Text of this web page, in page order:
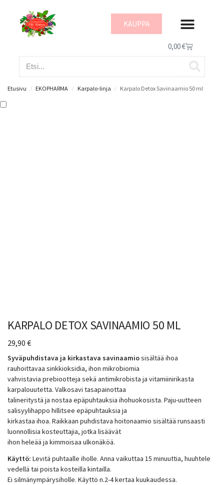
KAUPPA
0,00€
Etusivu / EKOPHARMA / Karpalo-linja / Karpalo Detox Savinaamio 50 ml
KARPALO DETOX SAVINAAMIO 50 ML
29,90 €
Syväpuhdistava ja kirkastava savinaamiosisältää ihoa
rauhoittavaa sinkkioksidia, ihon mikrobiomia
vahvistavia prebiootteja sekä antimikrobista ja vitamiinirikasta
karpalouutetta. Valkosavi tasapainottaa
talineritystä ja nostaa epäpuhtauksia ihohuokosista. Paju-uutteen
salisyylihappo hillitsee epäpuhtauksia ja
kirkastaa ihoa. Raikkaan puhdistava hoitonaamio sisältää runsaasti
luonnollisia kosteuttajia, jotka lisäävät
ihon heleää ja kimmoisaa ulkonäköä.
Käyttö: Levitä puhtaalle iholle. Anna vaikuttaa 15 minuuttia, huuhtele
vedellä tai poista kosteilla kintailla.
Ei silmänympärysiholle. Käyttö n.2-4 kertaa kuukaudessa.